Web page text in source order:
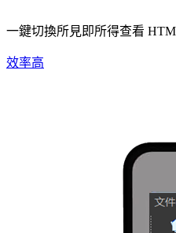
一鍵切換所見即所得查看
效率高